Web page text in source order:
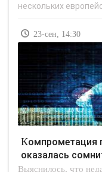
нескольких
23-сен, 14:30
Компрометация пакетов ctx и phppass
оказалась
Выяснилось, что